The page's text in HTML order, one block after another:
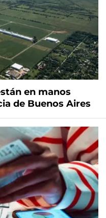
en manos
de Buenos Aires